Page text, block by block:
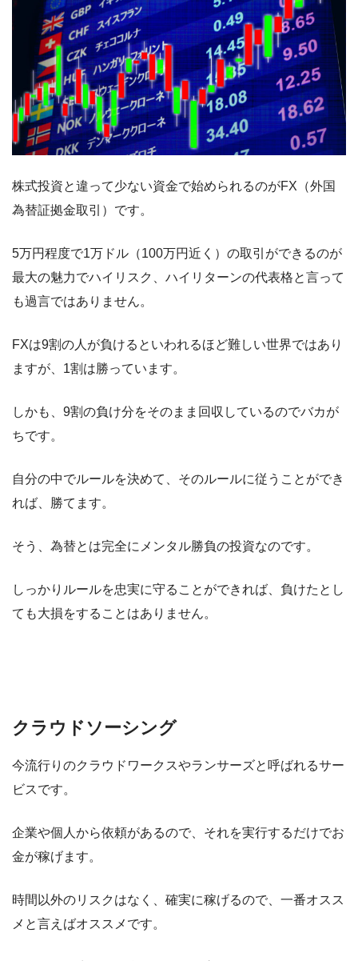
株式投資と違って少ない資金で始められるのがFX（外国
為替証拠金取引）です。
5万円程度で1万ドル（100万円近く）の取引ができるのが
最大の魅力でハイリスク、ハイリターンの代表格と言って
も過言ではありません。
FXは9割の人が負けるといわれるほど難しい世界ではあり
ますが、1割は勝っています。
しかも、9割の負け分をそのまま回収しているのでバカが
ちです。
自分の中でルールを決めて、そのルールに従うことができ
れば、勝てます。
そう、為替とは完全にメンタル勝負の投資なのです。
しっかりルールを忠実に守ることができれば、負けたとし
ても大損をすることはありません。
クラウドソーシング
今流行りのクラウドワークスやランサーズと呼ばれるサー
ビスです。
企業や個人から依頼があるので、それを実行するだけでお
金が稼げます。
時間以外のリスクはなく、確実に稼げるので、一番オスス
メと言えばオススメです。